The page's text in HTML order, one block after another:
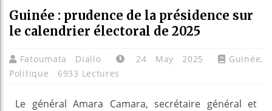
Guinée : prudence de la présidence sur
le calendrier électoral de 2025
Fatoumata Diallo 24 May 2025 Guinée,
Politique
6933 Lectures
Le général Amara Camara, secrétaire général et